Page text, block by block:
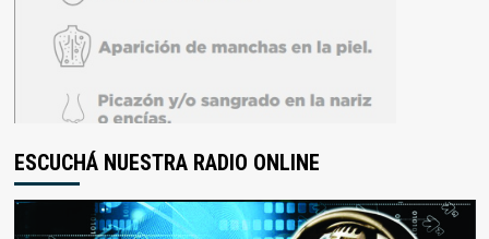
ESCUCHÁ NUESTRA RADIO ONLINE